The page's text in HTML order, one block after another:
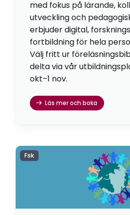
med fokus på lärande,
utveckling och
erbjuder digital,
fortbildning för hela
Välj fritt ur
delta via vår
okt–1 nov.
Läs mer och boka
Fsk